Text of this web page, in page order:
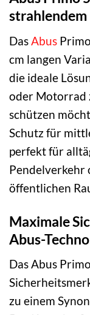
strahlendem
DasAbus
cm langen
die ideale
oder Motorrad
schützen
Schutz für
perfekt für
Pendelverkehr
öffentlichen
Maximale
Abus-
Das Abus
zu einem